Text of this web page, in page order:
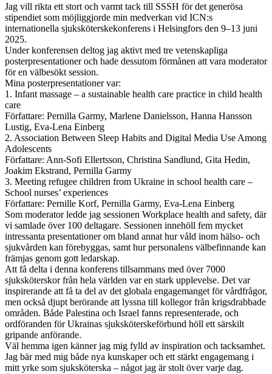
Jag vill rikta ett stort och varmt tack till SSSH för det generösa
stipendiet som möjliggjorde min medverkan vid ICN:s
internationella sjuksköterskekonferens i Helsingfors den 9–13 juni
2025.
Under konferensen deltog jag aktivt med tre vetenskapliga
posterpresentationer och hade dessutom förmånen att vara moderator
för en välbesökt session.
Mina posterpresentationer var:
1. Infant massage – a sustainable health care practice in child health
care
Författare: Pernilla Garmy, Marlene Danielsson, Hanna Hansson
Lustig, Eva-Lena Einberg
2. Association Between Sleep Habits and Digital Media Use Among
Adolescents
Författare: Ann-Sofi Ellertsson, Christina Sandlund, Gita Hedin,
Joakim Ekstrand, Pernilla Garmy
3. Meeting refugee children from Ukraine in school health care –
School nurses’ experiences
Författare: Pernille Korf, Pernilla Garmy, Eva-Lena Einberg
Som moderator ledde jag sessionen Workplace health and safety, där
vi samlade över 100 deltagare. Sessionen innehöll fem mycket
intressanta presentationer om bland annat hur våld inom hälso- och
sjukvården kan förebyggas, samt hur personalens välbefinnande kan
främjas genom gott ledarskap.
Att få delta i denna konferens tillsammans med över 7000
sjuksköterskor från hela världen var en stark upplevelse. Det var
inspirerande att få ta del av det globala engagemanget för vårdfrågor,
men också djupt berörande att lyssna till kollegor från krigsdrabbade
områden. Både Palestina och Israel fanns representerade, och
ordföranden för Ukrainas sjuksköterskeförbund höll ett särskilt
gripande anförande.
Väl hemma igen känner jag mig fylld av inspiration och tacksamhet.
Jag bär med mig både nya kunskaper och ett stärkt engagemang i
mitt yrke som sjuksköterska – något jag är stolt över varje dag.